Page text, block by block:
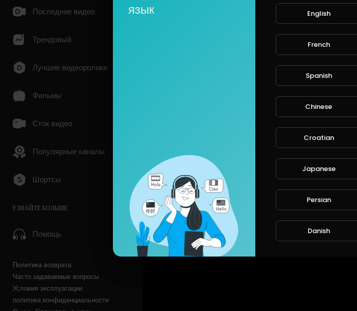
Последние видео
Трендовый
Лучшие видеоролики
Фильмы
Сток видео
Популярные каналы
Шортсы
УЗНАЙТЕ БОЛЬШЕ
Помощь
Политика возврата
Часто задаваемые вопросы
Условия эксплуатации
политика конфиденциальности
Сообщений не найдено!
язык English
French
Spanish
Chinese
Croatian
Japanese
Persian
Danish